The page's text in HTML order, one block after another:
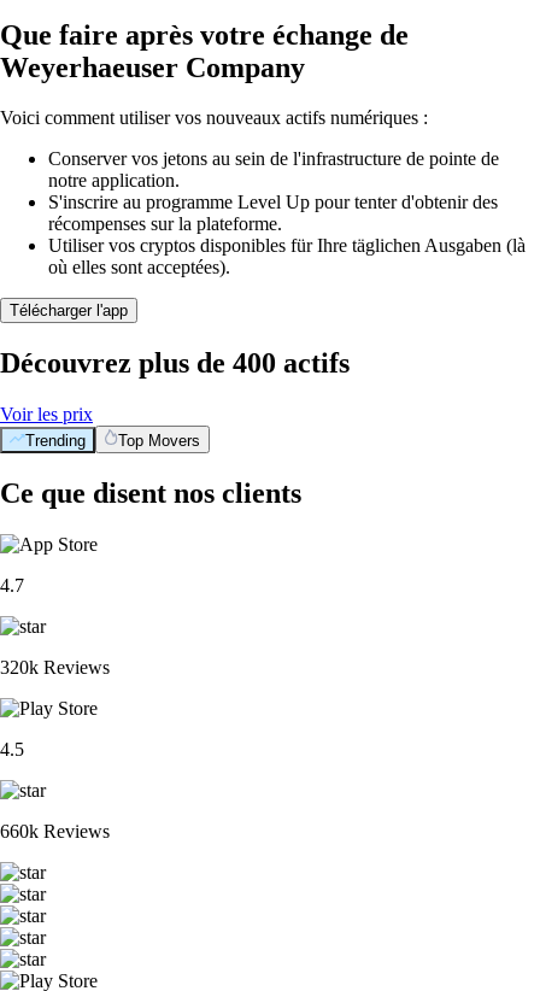
Que faire après votre échange de
Weyerhaeuser Company
Voici comment utiliser vos nouveaux actifs numériques :
Conserver vos jetons au sein de l'infrastructure de pointe de
notre application.
S'inscrire au programme Level Up pour tenter d'obtenir des
récompenses sur la plateforme.
Utiliser vos cryptos disponibles für Ihre täglichen Ausgaben (là
où elles sont acceptées).
Télécharger l'app
Découvrez plus de 400 actifs
Voir les prix
Trending Top Movers
Ce que disent nos clients
4.7
320k Reviews
4.5
660k Reviews